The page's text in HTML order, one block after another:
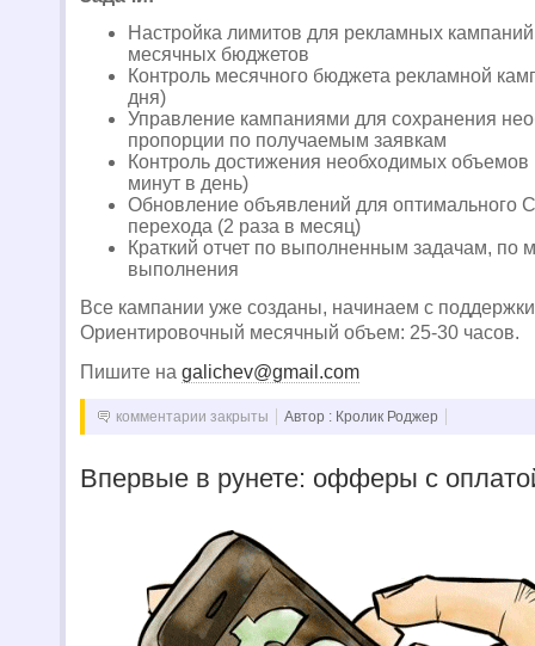
Настройка лимитов для рекламных
месячных бюджетов
Контроль месячного бюджета рекламной
дня)
Управление кампаниями для сохранения
пропорции по получаемым заявкам
Контроль достижения необходимых объемов
минут в день)
Обновление объявлений для оптимального
перехода (2 раза в месяц)
Краткий отчет по выполненным задачам, по
выполнения
Все кампании уже созданы, начинаем с
Ориентировочный месячный объем: 25-30 часов.
Пишите на galichev@gmail.com
комментарии закрыты Автор : Кролик Роджер
Впервые в рунете: офферы с